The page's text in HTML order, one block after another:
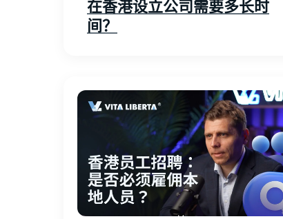
在香港设立公司需要多长时
间？